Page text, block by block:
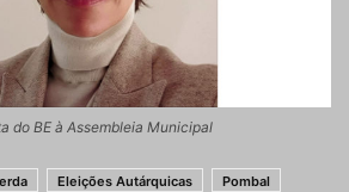
do BE à Assembleia Municipal
Eleições Autárquicas Pombal